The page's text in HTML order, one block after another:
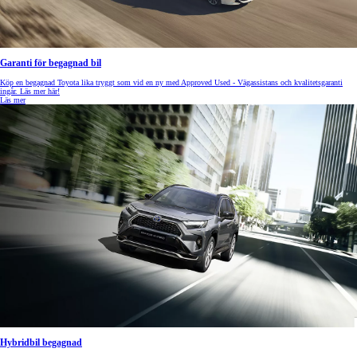
Garanti för begagnad bil
Köp en begagnad Toyota lika tryggt som vid en ny med Approved Used - Vägassistans och kvalitetsgaranti
ingår. Läs mer här!
Läs mer
Hybridbil begagnad